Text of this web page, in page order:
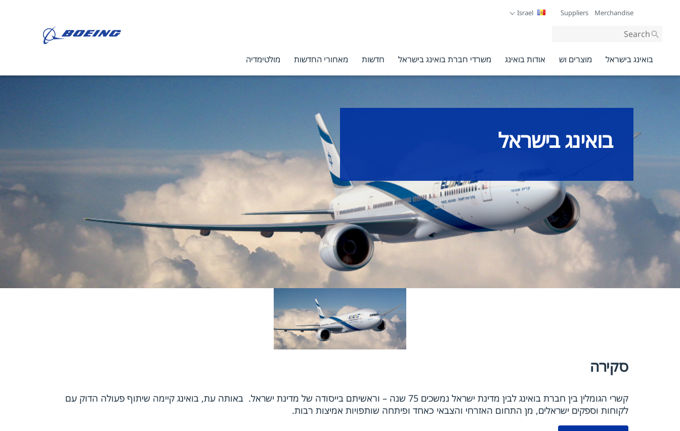
Merchandise
Suppliers
Israel
Site-
search
בואינג בישראל מוצרים וש אודות בואינג משרדי חברת בואינג בישראל חדשות מאחורי החדשות מולטימדיה
בואינג בישראל
סקירה
קשרי הגומלין בין חברת בואינג לבין מדינת ישראל נמשכים 75 שנה – וראשיתם בייסודה של מדינת ישראל. באותה עת, בואינג קיימה שיתוף פעולה הדוק עם
לקוחות וספקים ישראלים, מן התחום האזרחי והצבאי כאחד ופיתחה שותפויות אמיצות רבות.